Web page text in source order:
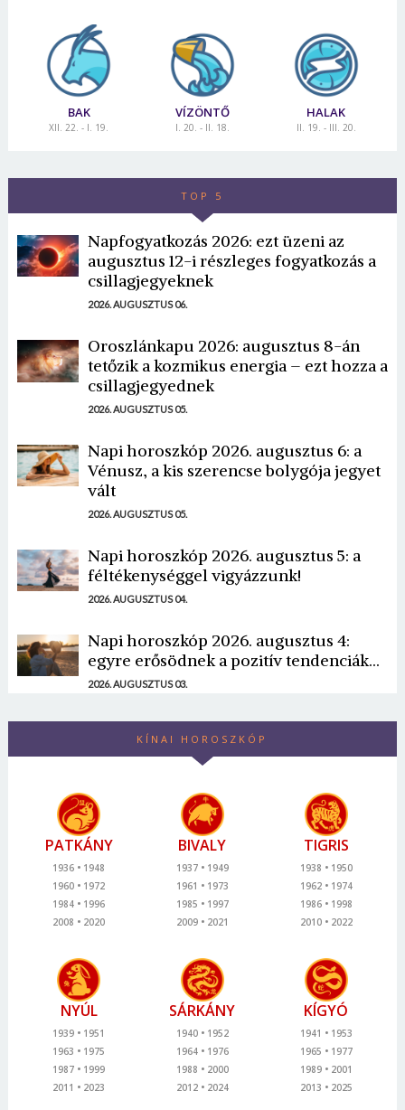
BAK
XII. 22. - I. 19.
VÍZÖNTŐ
I. 20. - II. 18.
HALAK
II. 19. - III. 20.
TOP 5
Napfogyatkozás 2026: ezt üzeni az
augusztus 12-i részleges fogyatkozás a
csillagjegyeknek
2026. AUGUSZTUS 06.
Oroszlánkapu 2026: augusztus 8-án
tetőzik a kozmikus energia – ezt hozza a
csillagjegyednek
2026. AUGUSZTUS 05.
Napi horoszkóp 2026. augusztus 6: a
Vénusz, a kis szerencse bolygója jegyet
vált
2026. AUGUSZTUS 05.
Napi horoszkóp 2026. augusztus 5: a
féltékenységgel vigyázzunk!
2026. AUGUSZTUS 04.
Napi horoszkóp 2026. augusztus 4:
egyre erősödnek a pozitív tendenciák...
2026. AUGUSZTUS 03.
KÍNAI HOROSZKÓP
PATKÁNY
1936
1948
1960
1972
1984
1996
2008
2020
BIVALY
1937
1949
1961
1973
1985
1997
2009
2021
TIGRIS
1938
1950
1962
1974
1986
1998
2010
2022
NYÚL
1939
1951
1963
1975
1987
1999
2011
2023
SÁRKÁNY
1940
1952
1964
1976
1988
2000
2012
2024
KÍGYÓ
1941
1953
1965
1977
1989
2001
2013
2025